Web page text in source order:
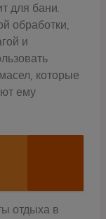
для бани.
обработки,
и
которые
ему
отдыха в